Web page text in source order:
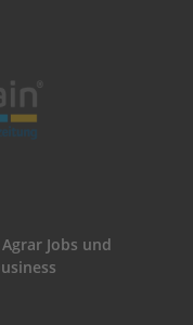
Jobs und